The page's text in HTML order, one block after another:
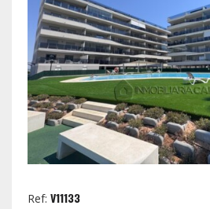
Ref: V11133